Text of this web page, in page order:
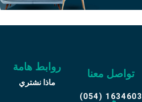
روابط هامة
ماذا نشتري
تواصل معنا
(054) 1634603